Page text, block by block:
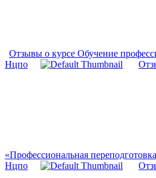
Отзывы о курсе Обучение
Нцпо
«Профессиональная
Нцпо